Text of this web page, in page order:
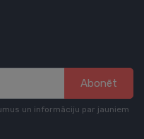
Abonēt
un informāciju par jauniem